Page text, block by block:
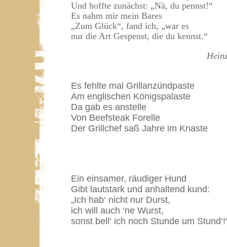
Und hoffte zunächst: „Nä, du pennst!“
Es nahm mir mein Bares
„Zum Glück“, fand ich, „war es
nur die Art Gespenst, die du kennst.“
Es fehlte mal Grillanzündpaste
Am englischen Königspalaste
Da gab es anstelle
Von Beefsteak Forelle
Der Grillchef saß Jahre im Knaste
Ein einsamer, räudiger Hund
Gibt lautstark und anhaltend kund:
„Ich hab‘ nicht nur Durst,
ich will auch ‘ne Wurst,
sonst bell‘ ich noch Stunde um